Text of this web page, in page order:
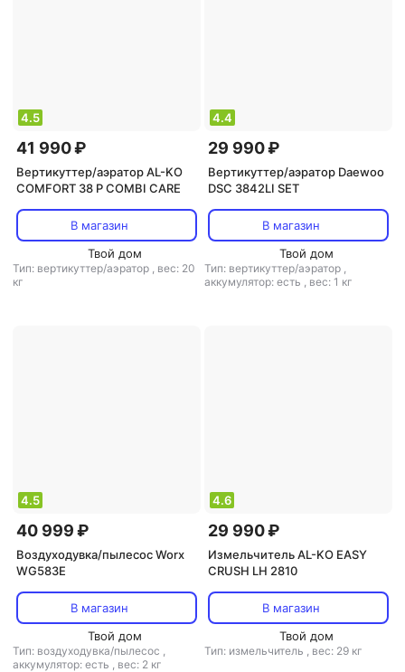
4.5
41 990 ₽
Вертикуттер/аэратор AL-KO
COMFORT 38 P COMBI CARE
В магазин
Твой дом
Тип: вертикуттер/аэратор , вес: 20
кг
4.4
29 990 ₽
Вертикуттер/аэратор Daewoo
DSC 3842LI SET
В магазин
Твой дом
Тип: вертикуттер/аэратор ,
аккумулятор: есть , вес: 1 кг
4.5
40 999 ₽
Воздуходувка/пылесос Worx
WG583E
В магазин
Твой дом
Тип: воздуходувка/пылесос ,
аккумулятор: есть , вес: 2 кг
4.6
29 990 ₽
Измельчитель AL-KO EASY
CRUSH LH 2810
В магазин
Твой дом
Тип: измельчитель , вес: 29 кг